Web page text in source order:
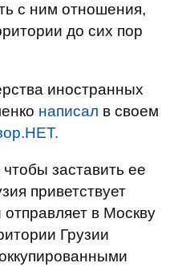
с ним отношения,
до сих пор
иностранных
написал в своем
заставить ее
приветствует
в Москву
Грузии